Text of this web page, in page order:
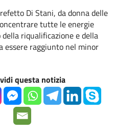
Di Stani, da donna delle
tutte le energie
riqualificazione e della
essere raggiunto nel minor
questa notizia